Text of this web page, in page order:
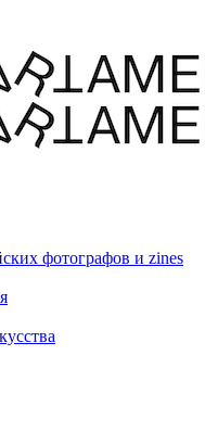
фотографов и zines